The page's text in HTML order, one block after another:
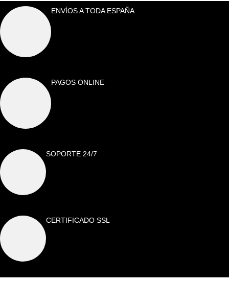
ENVÍOS A TODA ESPAÑA
PAGOS ONLINE
SOPORTE 24/7
CERTIFICADO SSL